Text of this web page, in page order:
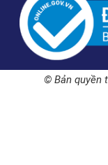
© Bản quyền